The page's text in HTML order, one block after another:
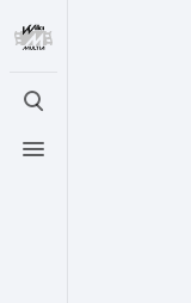
Открыть поиск
Открыть меню